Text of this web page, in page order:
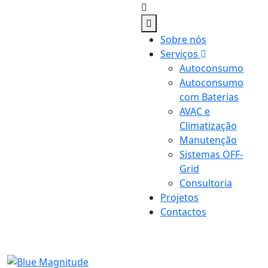
Sobre nós
Serviços
Autoconsumo
Autoconsumo
com Baterias
AVAC e
Climatização
Manutenção
Sistemas OFF-
Grid
Consultoria
Projetos
Contactos